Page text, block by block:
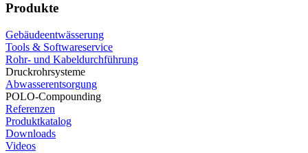
Produkte
Gebäudeentwässerung
Tools & Softwareservice
Rohr- und Kabeldurchführung
Druckrohrsysteme
Abwasserentsorgung
POLO-Compounding
Referenzen
Produktkatalog
Downloads
Videos